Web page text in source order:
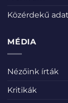
Közérdekű
MÉDIA
Nézőink írták
Kritikák